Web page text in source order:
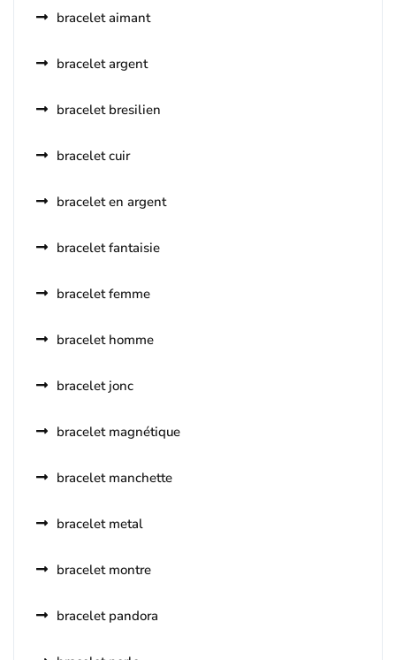
bracelet aimant
bracelet argent
bracelet bresilien
bracelet cuir
bracelet en argent
bracelet fantaisie
bracelet femme
bracelet homme
bracelet jonc
bracelet magnétique
bracelet manchette
bracelet metal
bracelet montre
bracelet pandora